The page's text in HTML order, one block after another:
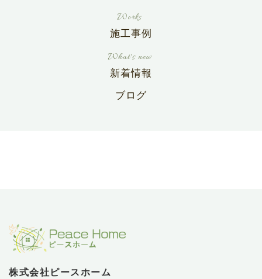
施工事例
新着情報
ブログ
株式会社ピースホーム